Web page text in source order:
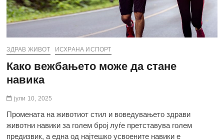
ЗДРАВ ЖИВОТ ИСХРАНА ИСПОРТ
Како вежбањето може да стане
навика
јули 10, 2025
Промената на животиот стил и воведувањето здрави
животни навики за голем број луѓе претставува голем
предизвик, а една од најтешко усвоените навики е